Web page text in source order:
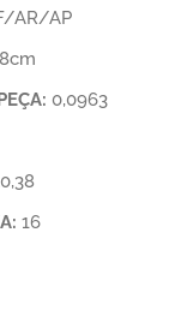
AR/AP
0,0963
16